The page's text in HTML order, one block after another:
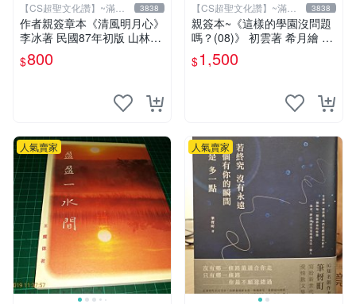
【CS超聖文化讚】~滿千
元送運
3838
作者親簽章本《清風明月心》
李冰著 民國87年初版 山林書
局出版 書緣有微斑 【CS 超
聖文化讚】
$800
【CS超聖文化讚】~滿千
元送運
3838
親簽本~《這樣的學園沒問題
嗎？(08)》 初雲著 希月繪 飛
燕文創 書況新【CS超聖文化
2讚】
$1,500
人氣賣家 人氣賣家